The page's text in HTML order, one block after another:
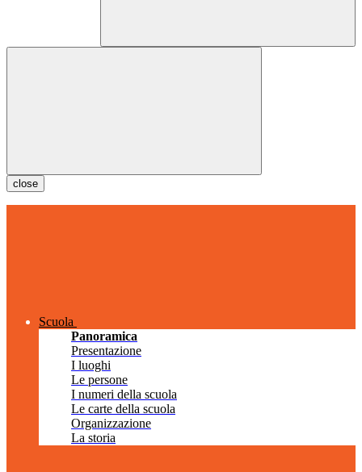
close
Scuola
Panoramica
Presentazione
I luoghi
Le persone
I numeri della scuola
Le carte della scuola
Organizzazione
La storia